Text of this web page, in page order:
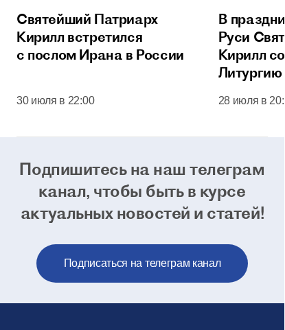
Святейший Патриарх
Кирилл встретился
с послом Ирана в России
30 июля в 22:00
В
Руси
Кирилл
Кремля
28 июля в
Подпишитесь на наш телеграм
канал, чтобы быть в курсе
актуальных новостей и статей!
Подписаться на телеграм канал